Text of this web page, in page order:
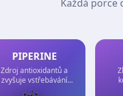
Každá porce
PIPERINE
Zdroj antioxidantů a
zvyšuje vstřebávání
složek až o 30 %